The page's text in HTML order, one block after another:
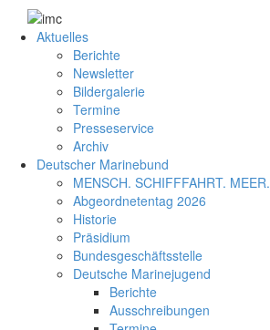
Aktuelles
Berichte
Newsletter
Bildergalerie
Termine
Presseservice
Archiv
Deutscher Marinebund
MENSCH. SCHIFFFAHRT. MEER.
Abgeordnetentag 2026
Historie
Präsidium
Bundesgeschäftsstelle
Deutsche Marinejugend
Berichte
Ausschreibungen